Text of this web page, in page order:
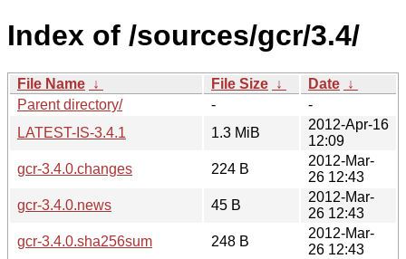
Index of /sources/gcr/3.4/
File Name ↓ File Size ↓ Date ↓
Parent directory/
-
-
LATEST-IS-3.4.1
1.3 MiB
2012-Apr-16
12:09
gcr-3.4.0.changes
224 B
2012-Mar-
26 12:43
gcr-3.4.0.news
45 B
2012-Mar-
26 12:43
gcr-3.4.0.sha256sum
248 B
2012-Mar-
26 12:43